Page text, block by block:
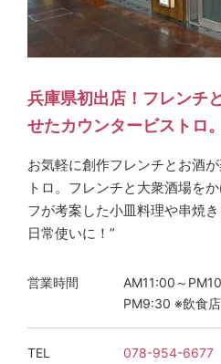
兵庫県初出店！フレンチ
せたカウンタービストロ。
お気軽に創作フレンチとお酒
トロ。フレンチと大衆酒場を
フが考案した小皿料理や串焼
日常使いに！”
営業時間
AM11:00～
PM9:30 ※飲食店
TEL 078-954-6677